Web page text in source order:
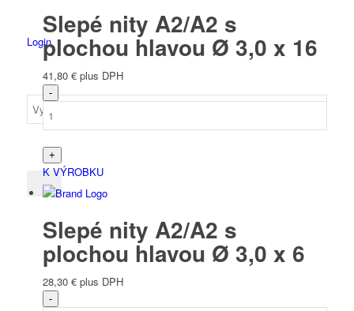
Login
Slepé nity A2/A2 s
plochou hlavou Ø 3,0 x 16
41,80 € plus DPH
K VÝROBKU
Slepé nity A2/A2 s
plochou hlavou Ø 3,0 x 6
28,30 € plus DPH